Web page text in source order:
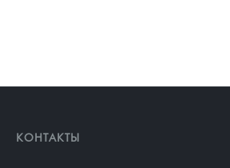
КОНТАКТЫ